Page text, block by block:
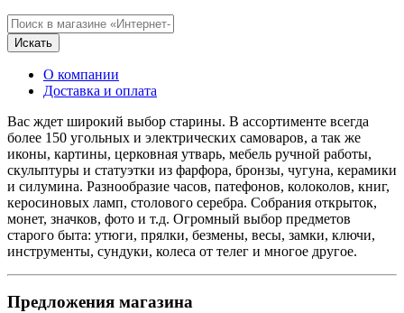
Искать
О компании
Доставка и оплата
Вас ждет широкий выбор старины. В ассортименте всегда
более 150 угольных и электрических самоваров, а так же
иконы, картины, церковная утварь, мебель ручной работы,
скульптуры и статуэтки из фарфора, бронзы, чугуна, керамики
и силумина. Разнообразие часов, патефонов, колоколов, книг,
керосиновых ламп, столового серебра. Собрания открыток,
монет, значков, фото и т.д. Огромный выбор предметов
старого быта: утюги, прялки, безмены, весы, замки, ключи,
инструменты, сундуки, колеса от телег и многое другое.
Предложения магазина